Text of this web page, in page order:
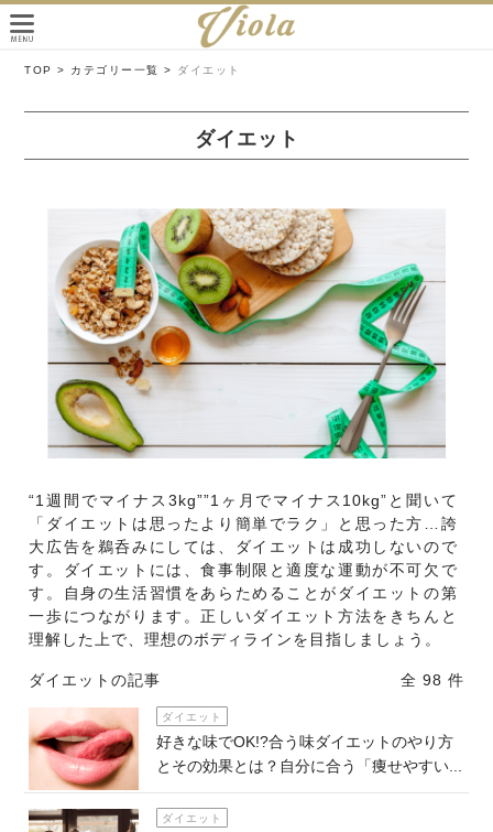
TOP > カテゴリー一覧 > ダイエット
ダイエット
“1週間でマイナス3kg””1ヶ月でマイナス10kg”と聞いて
「ダイエットは思ったより簡単でラク」と思った方…誇
大広告を鵜呑みにしては、ダイエットは成功しないので
す。ダイエットには、食事制限と適度な運動が不可欠で
す。自身の生活習慣をあらためることがダイエットの第
一歩につながります。正しいダイエット方法をきちんと
理解した上で、理想のボディラインを目指しましょう。
ダイエットの記事 全 98 件
ダイエット
好きな味でOK!?合う味ダイエットのやり方
とその効果とは？自分に合う「痩せやすい...
ダイエット